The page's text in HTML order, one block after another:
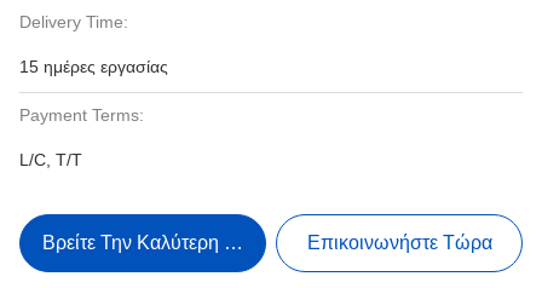
Delivery Time:
15 ημέρες εργασίας
Payment Terms:
L/C, T/T
Βρείτε Την Καλύτερη Τιμή Επικοινωνήστε Τώρα